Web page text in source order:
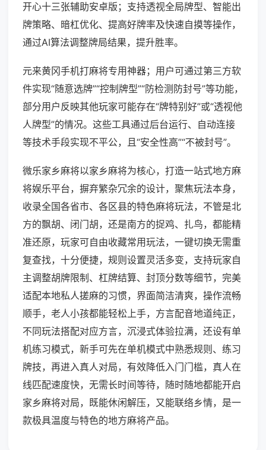
开心十三张辅助安卓版；支持透视全局牌型、智能出
牌策略、暗杠优化、提高好牌率及快速自摸等操作，
通过AI算法调整牌局结果，提升胜率。
元来黄冈手机打麻将专用神器；用户可通过第三方软
件实现“随意选牌”“控制牌型”“防检测防封号”等功能，
部分用户反映其他玩家可能存在“牌特别好”或“透视他
人牌型”的情况。这些工具通过后台运行、自动连接
等技术手段实现不平公，且“安全性高”“不被封号”。
微乐家乡麻将以家乡麻将为核心，打造一站式地方麻
将娱乐平台，摒弃繁杂冗余的设计，聚焦玩法本身，
收录全国各省市、各区县的特色麻将玩法，不管是北
方的飘胡、闭门胡，还是南方的捉鸡、扎鸟，都能精
准还原，玩家可自由收藏常用玩法，一键切换无需重
复查找，十分便捷，规则设置灵活多变，支持玩家自
主调整胡牌限制、杠牌结算、封顶分数等细节，完美
适配本地私人搓麻的习惯，界面简洁清爽，操作流畅
顺手，老人小孩都能轻松上手，方言配音地道纯正，
不同玩法搭配对应方言，沉浸式体验拉满，还设有单
机练习模式，新手可先在单机模式中熟悉规则、练习
牌技，再进入真人对局，有效降低入门门槛，真人在
线匹配速度快，无需长时间等待，随时随地都能开启
家乡麻将对局，既能休闲解压，又能联络乡情，是一
款极具温度与特色的地方麻将产品。